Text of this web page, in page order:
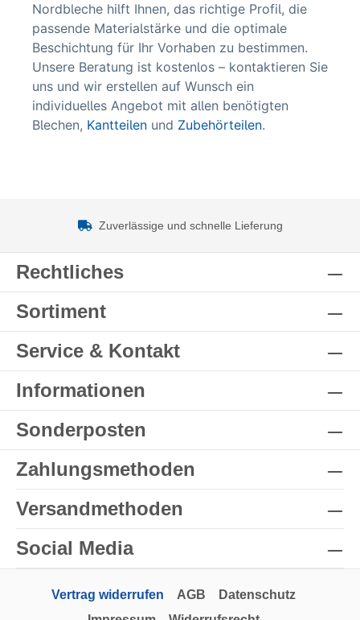
Nordbleche hilft Ihnen, das richtige Profil, die
passende Materialstärke und die optimale
Beschichtung für Ihr Vorhaben zu bestimmen.
Unsere Beratung ist kostenlos – kontaktieren Sie
uns und wir erstellen auf Wunsch ein
individuelles Angebot mit allen benötigten
Blechen, Kantteilen und Zubehörteilen.
Zuverlässige und schnelle Lieferung
Rechtliches
Sortiment
Service & Kontakt
Informationen
Sonderposten
Zahlungsmethoden
Versandmethoden
Social Media
Vertrag widerrufen AGB
Datenschutz